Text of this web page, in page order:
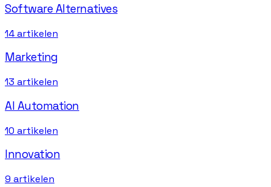
Software Alternatives
14artikelen
Marketing
13 artikelen
AI Automation
10 artikelen
Innovation
9 artikelen